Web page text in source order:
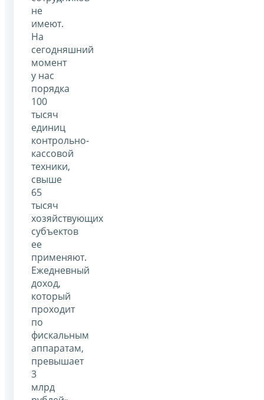
не
имеют.
На
сегодняшний
момент
у нас
порядка
100
тысяч
единиц
контрольно-
кассовой
техники,
свыше
65
тысяч
хозяйствующих
субъектов
ее
применяют.
Ежедневный
доход,
который
проходит
по
фискальным
аппаратам,
превышает
3
млрд